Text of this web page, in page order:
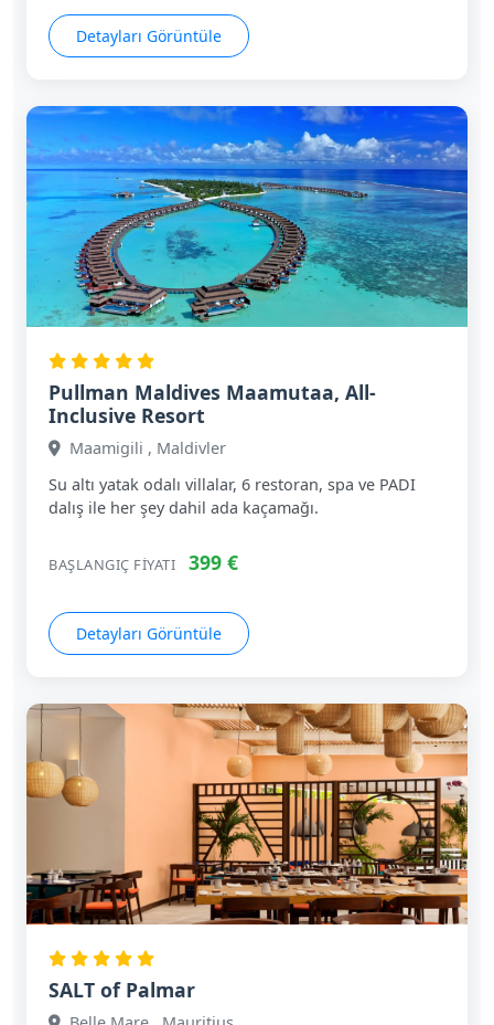
Detayları Görüntüle
Pullman Maldives Maamutaa, All-
Inclusive Resort
Maamigili , Maldivler
Su altı yatak odalı villalar, 6 restoran, spa ve PADI
dalış ile her şey dahil ada kaçamağı.
BAŞLANGIÇ FIYATI 399 €
Detayları Görüntüle
SALT of Palmar